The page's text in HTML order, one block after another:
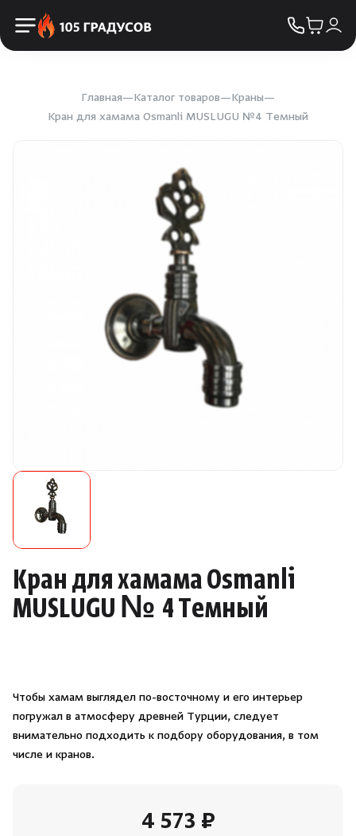
Освещение
SPA-оборудование
Запчасти
Отопление
Для хаммама
Душевые поддоны и системы слива
Главная Каталог товаров
Краны
Кран для хамама Osmanli MUSLUGU №4 Темный
Кран для хамама Osmanli
MUSLUGU № 4 Темный
Чтобы хамам выглядел по-восточному и его интерьер
погружал в атмосферу древней Турции, следует
внимательно подходить к подбору оборудования, в том
числе и кранов.
4 573 ₽